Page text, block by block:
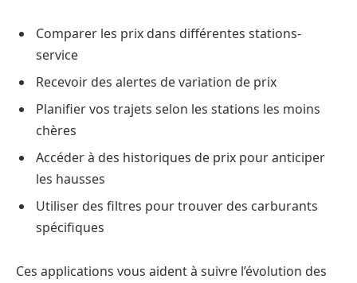
Comparer les prix dans différentes stations-
service
Recevoir des alertes de variation de prix
Planifier vos trajets selon les stations les moins
chères
Accéder à des historiques de prix pour anticiper
les hausses
Utiliser des filtres pour trouver des carburants
spécifiques
Ces applications vous aident à suivre l’évolution des